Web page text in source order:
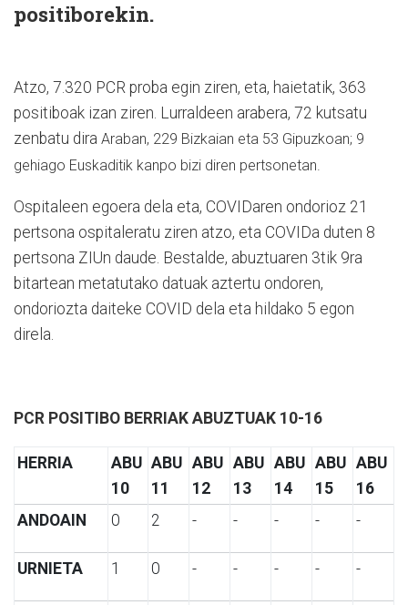
positiborekin.
Atzo, 7.320 PCR proba egin ziren, eta, haietatik, 363
positiboak izan ziren. Lurraldeen arabera, 72 kutsatu
zenbatu dira Araban, 229 Bizkaian eta 53 Gipuzkoan; 9
gehiago Euskaditik kanpo bizi diren pertsonetan.
Ospitaleen egoera dela eta, COVIDaren ondorioz 21
pertsona ospitaleratu ziren atzo, eta COVIDa duten 8
pertsona ZIUn daude. Bestalde, abuztuaren 3tik 9ra
bitartean metatutako datuak aztertu ondoren,
ondoriozta daiteke COVID dela eta hildako 5 egon
direla.
PCR POSITIBO BERRIAK ABUZTUAK 10-16
HERRIA
ABU
10
ABU
11
ABU
12
ABU
13
ABU
14
ABU
15
ABU
16
ANDOAIN
0 2 - - - - -
URNIETA 1 0 - - - - -